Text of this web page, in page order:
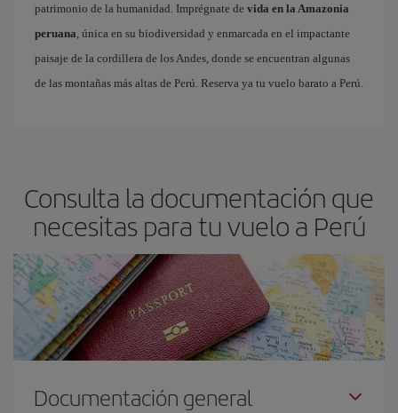
patrimonio de la humanidad. Imprégnate de vida en la Amazonia
peruana , única en su biodiversidad y enmarcada en el impactante
paisaje de la cordillera de los Andes, donde se encuentran algunas
de las montañas más altas de Perú. Reserva ya tu vuelo barato a Perú.
Consulta la documentación que
necesitas para tu vuelo a Perú
Documentación general